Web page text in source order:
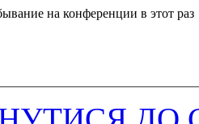
на конференции в этот раз